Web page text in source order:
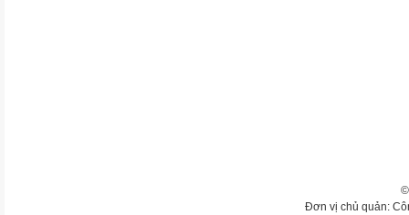
Đơn vị chủ quản: